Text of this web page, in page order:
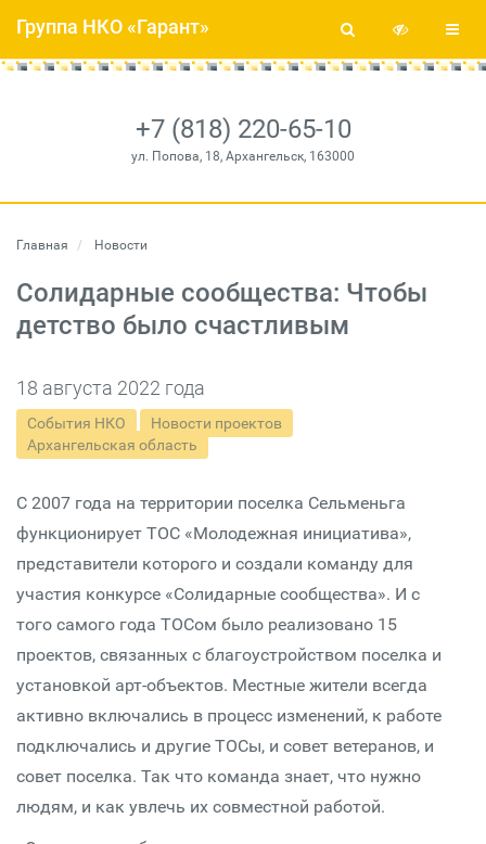
+7 (818) 220-65-10
ул. Попова, 18, Архангельск, 163000
Группа НКО «Гарант»
Главная Новости
Солидарные сообщества: Чтобы
детство было счастливым
18 августа 2022 года
События НКО
Новости проектов
Архангельская область
С 2007 года на территории поселка Сельменьга
функционирует ТОС «Молодежная инициатива»,
представители которого и создали команду для
участия конкурсе «Солидарные сообщества». И с
того самого года ТОСом было реализовано 15
проектов, связанных с благоустройством поселка и
установкой арт-объектов. Местные жители всегда
активно включались в процесс изменений, к работе
подключались и другие ТОСы, и совет ветеранов, и
совет поселка. Так что команда знает, что нужно
людям, и как увлечь их совместной работой.